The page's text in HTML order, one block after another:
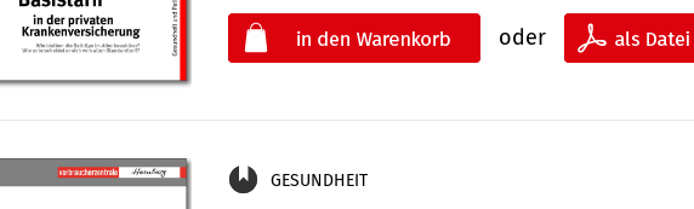
oder
GESUNDHEIT